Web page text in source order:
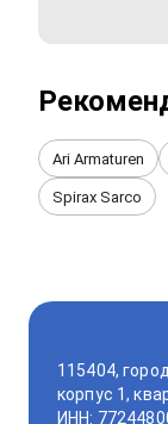
Ari Armaturen
Spirax Sarco
115404,
корпус 1,
ИНН: